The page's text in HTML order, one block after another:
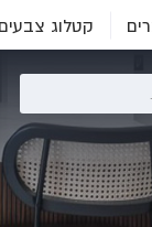
קטלוג צבעים